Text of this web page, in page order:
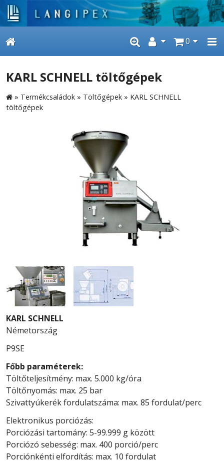
0
KARL SCHNELL töltőgépek
» Termékcsaládok » Töltőgépek » KARL SCHNELL
töltőgépek
KARL SCHNELL
Németország
P9SE
Főbb paraméterek:
Töltőteljesítmény: max. 5.000 kg/óra
Töltőnyomás: max. 25 bar
Szivattyúkerék fordulatszáma: max. 85 fordulat/perc
Elektronikus porciózás:
Porciózási tartomány: 5-99.999 g között
Porciózó sebesség: max. 400 porció/perc
Porciónkénti elfordítás: max. 10 fordulat